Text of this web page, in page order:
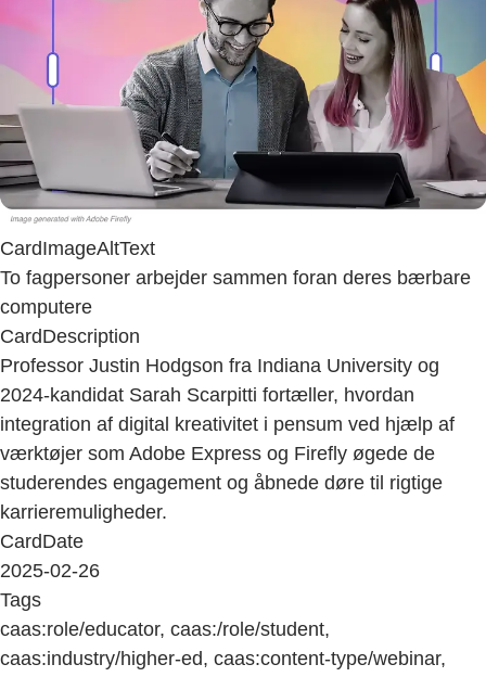
CardImageAltText
To fagpersoner arbejder sammen foran deres bærbare
computere
CardDescription
Professor Justin Hodgson fra Indiana University og
2024-kandidat Sarah Scarpitti fortæller, hvordan
integration af digital kreativitet i pensum ved hjælp af
værktøjer som Adobe Express og Firefly øgede de
studerendes engagement og åbnede døre til rigtige
karrieremuligheder.
CardDate
2025-02-26
Tags
caas:role/educator, caas:/role/student,
caas:industry/higher-ed, caas:content-type/webinar,